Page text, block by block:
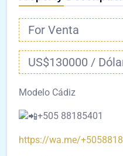
For Venta
US$130000 /
Modelo Cádiz
+505 88185401
https://wa.me/